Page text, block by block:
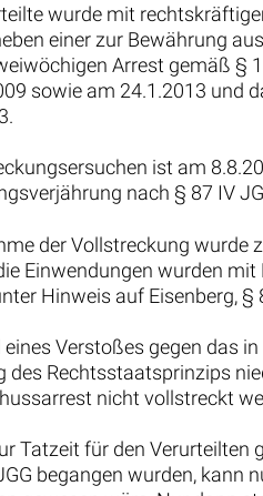
wurde mit
einer zur Bewährung
Arrest gemäß §
sowie am 24.1.2013 und
ist am
nach § 87 IV
der Vollstreckung
Einwendungen wurden
Hinweis auf Eisenberg, §
Verstoßes gegen das in
des Rechtsstaatsprinzips
nicht vollstreckt
Tatzeit für den
begangen wurden, kann